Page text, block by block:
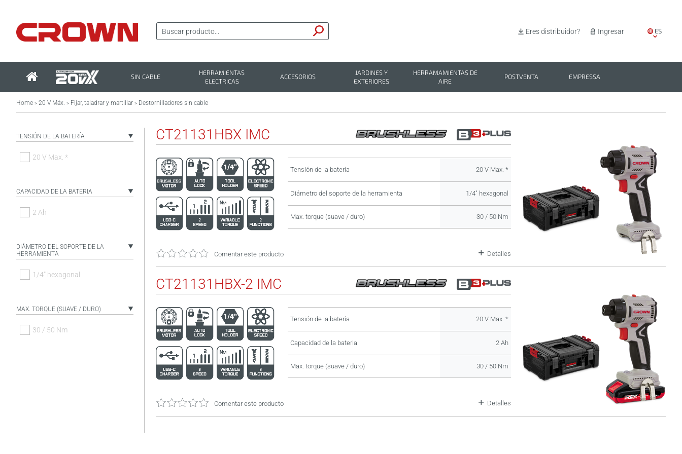
ES
Ingresar
Eres distribuidor?
SIN CABLE
HERRAMIENTAS
ELECTRICAS
ACCESORIOS
JARDINES Y
EXTERIORES
HERRAMAMIENTAS DE
AIRE
POSTVENTA EMPRESSA
Home > 20 V Máx. > Fijar, taladrar y martillar > Destornilladores sin cable
TENSIÓN DE LA BATERÍA
20 V Max. *
CAPACIDAD DE LA BATERIA
2 Ah
DIÁMETRO DEL SOPORTE DE LA
HERRAMIENTA
1/4" hexagonal
MAX. TORQUE (SUAVE / DURO)
30 / 50 Nm
CT21131HBX IMC
Tensión de la batería 20 V Max. *
Diámetro del soporte de la herramienta 1/4" hexagonal
Max. torque (suave / duro) 30 / 50 Nm
Comentar este producto Detalles
CT21131HBX-2 IMC
Tensión de la batería 20 V Max. *
Capacidad de la bateria 2 Ah
Max. torque (suave / duro) 30 / 50 Nm
Comentar este producto Detalles